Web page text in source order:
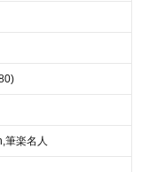
筆楽名人